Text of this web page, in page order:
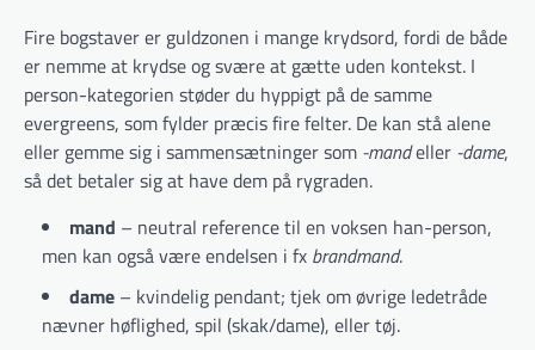
Fire bogstaver er guldzonen i mange krydsord, fordi de både
er nemme at krydse og svære at gætte uden kontekst. I
person-kategorien støder du hyppigt på de samme
evergreens, som fylder præcis fire felter. De kan stå alene
eller gemme sig i sammensætninger som -mandeller -dame,
så det betaler sig at have dem på rygraden.
mand – neutral reference til en voksen han-person,
men kan også være endelsen i fx brandmand.
dame – kvindelig pendant; tjek om øvrige ledetråde
nævner høflighed, spil (skak/dame), eller tøj.